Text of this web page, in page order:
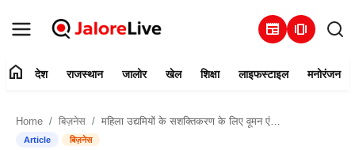
newspaper amp_stories
संपर्क करें
home देश राजस्थान जालोर खेल शिक्षा लाइफस्टाइल मनोरंजन
Home बिज़नेस महिला उद्यमियों के सशक्तिकरण के लिए वूमन एंटरप्रेन्योरशिप प्लेटफॉर्म व ट्रांसयूनियन सिबिल ने शुरू किया प्रोग्राम 'सहर'
Article बिज़नेस